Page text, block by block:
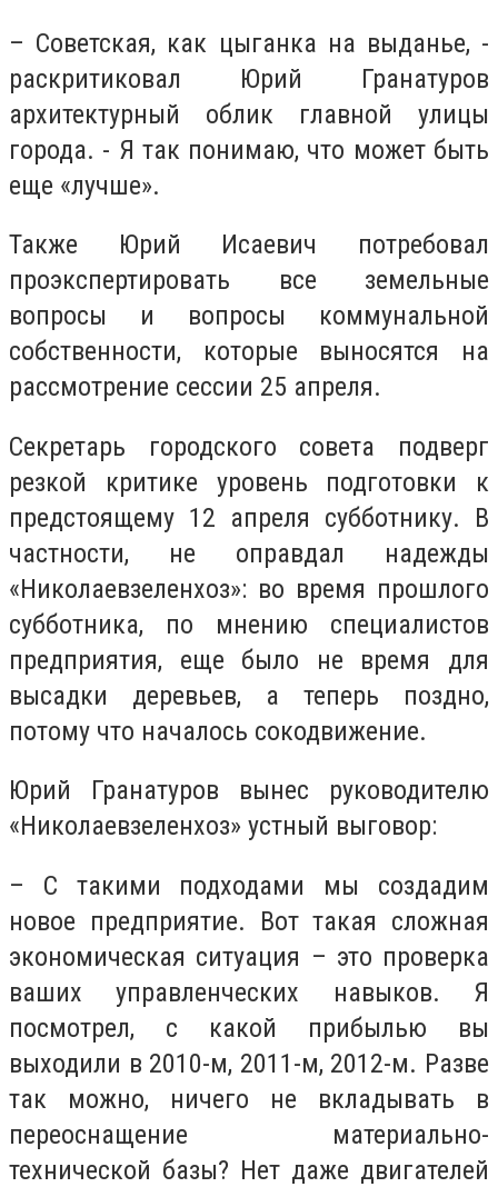
– Советская, как цыганка на выданье, -
раскритиковал Юрий Гранатуров
архитектурный облик главной улицы
города. - Я так понимаю, что может быть
еще «лучше».
Также Юрий Исаевич потребовал
проэкспертировать все земельные
вопросы и вопросы коммунальной
собственности, которые выносятся на
рассмотрение сессии 25 апреля.
Секретарь городского совета подверг
резкой критике уровень подготовки к
предстоящему 12 апреля субботнику. В
частности, не оправдал надежды
«Николаевзеленхоз»: во время прошлого
субботника, по мнению специалистов
предприятия, еще было не время для
высадки деревьев, а теперь поздно,
потому что началось сокодвижение.
Юрий Гранатуров вынес руководителю
«Николаевзеленхоз» устный выговор:
– С такими подходами мы создадим
новое предприятие. Вот такая сложная
экономическая ситуация – это проверка
ваших управленческих навыков. Я
посмотрел, с какой прибылью вы
выходили в 2010-м, 2011-м, 2012-м. Разве
так можно, ничего не вкладывать в
переоснащение материально-
технической базы? Нет даже двигателей